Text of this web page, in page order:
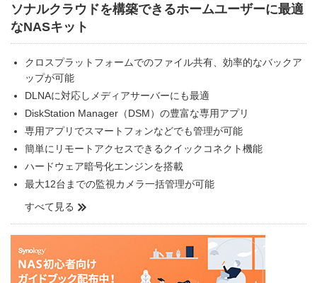
ソナルクラウドを構築できるホームユーザーに最適
なNASキット
クロスプラットフォームでのファイル共有、効率的なバックア
ップが可能
DLNAに対応しメディアサーバーにも最適
DiskStation Manager（DSM）の豊富な専用アプリ
専用アプリでスマートフォンなどでも管理が可能
簡単にリモートアクセスできるクイックコネクト機能
ハードウェア暗号化エンジンを搭載
最大12台までの監視カメラ一括管理が可能
すべて見る